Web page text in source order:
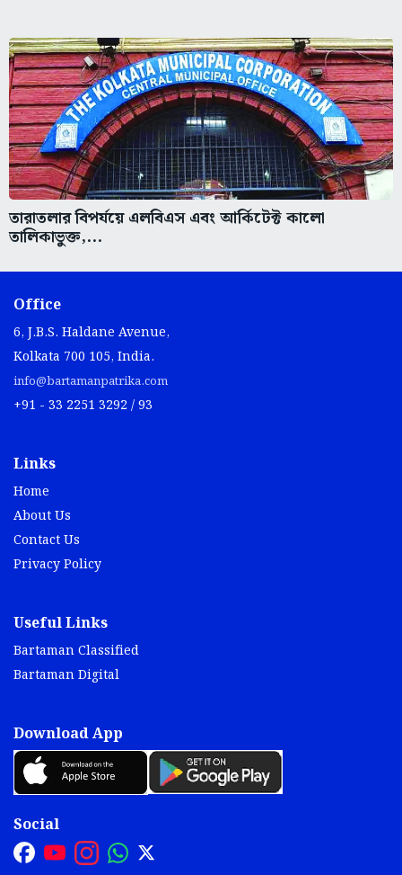
তারাতলার বিপর্যয়ে এলবিএস এবং আর্কিটেক্ট কালো
তালিকাভুক্ত,...
Office
6, J.B.S. Haldane Avenue,
Kolkata 700 105, India.
info@bartamanpatrika.com
+91 - 33 2251 3292 / 93
Links
Home
About Us
Contact Us
Privacy Policy
Useful Links
Bartaman Classified
Bartaman Digital
Download App
Social